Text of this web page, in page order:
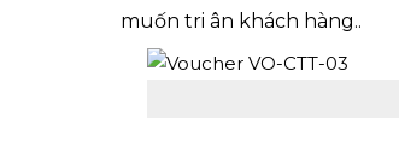
muốn tri ân khách hàng..